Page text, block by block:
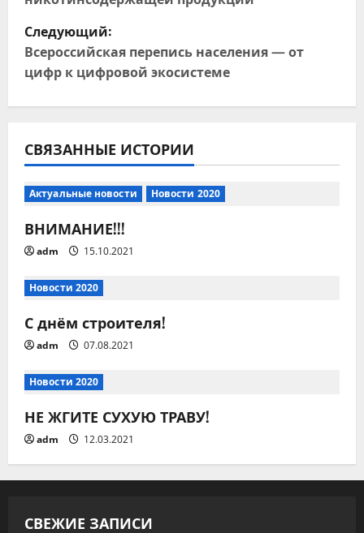
в
и
г
ц
и
я
п
о
з
а
п
и
с
Следующий:
Всероссийская перепись населения — от
цифр к цифровой экосистеме
СВЯЗАННЫЕ ИСТОРИИ
Актуальные новости Новости 2020
ВНИМАНИЕ!!!
adm 15.10.2021
Новости 2020
С днём строителя!
adm 07.08.2021
Новости 2020
НЕ ЖГИТЕ СУХУЮ ТРАВУ!
adm 12.03.2021
СВЕЖИЕ ЗАПИСИ